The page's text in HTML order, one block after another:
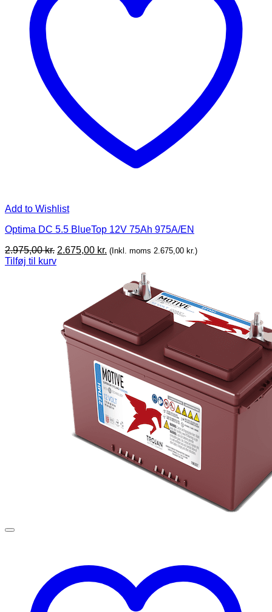
Add to Wishlist
Optima DC 5.5 BlueTop 12V 75Ah 975A/EN
2.975,00kr. Original
2.675,00 kr. Current
2.675,00 kr..
(Inkl. moms 2.675,00 kr.)
Tilføj til kurv